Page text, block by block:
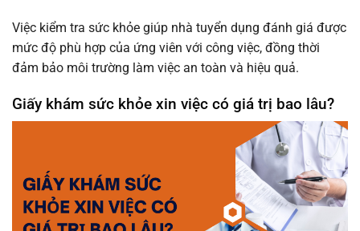
Việc kiểm tra sức khỏe giúp nhà tuyển dụng đánh giá được
mức độ phù hợp của ứng viên với công việc, đồng thời
đảm bảo môi trường làm việc an toàn và hiệu quả.
Giấy khám sức khỏe xin việc có giá trị bao lâu?